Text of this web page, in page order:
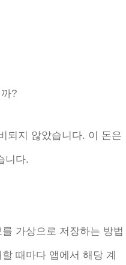
?
되지 않았습니다. 이 돈은
니다.
가상으로 저장하는 방법
때마다 앱에서 해당 계